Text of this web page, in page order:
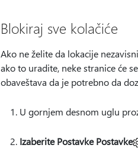
Blokiraj sve kolačiće
Ako ne želite da lokacije
ako to uradite, neke stranice će
obaveštava da je potrebno da
U gornjem desnom uglu
Izaberite Postavke Postavke